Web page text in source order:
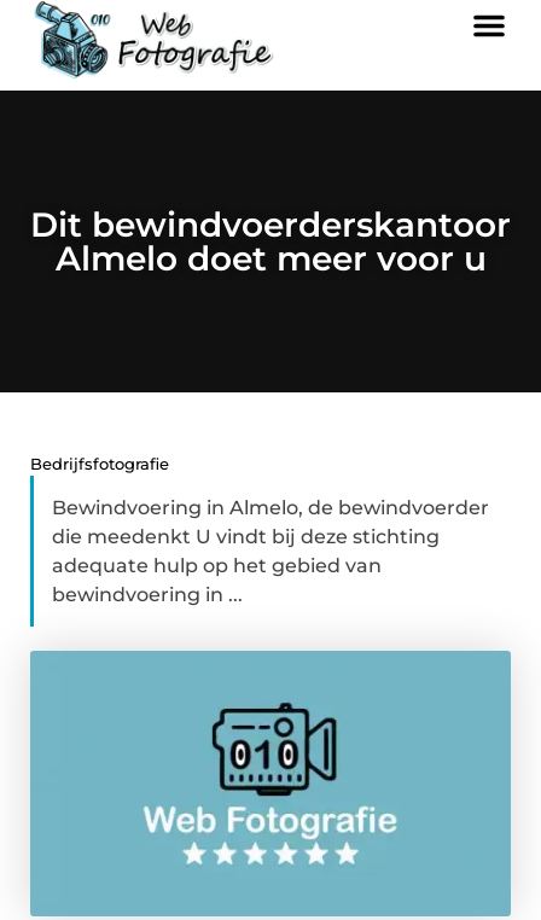
Dit bewindvoerderskantoor
Almelo doet meer voor u
Bedrijfsfotografie
Bewindvoering in Almelo, de bewindvoerder
die meedenkt U vindt bij deze stichting
adequate hulp op het gebied van
bewindvoering in ...